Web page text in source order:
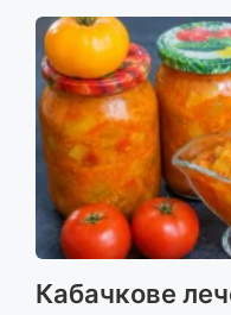
Кабачкове